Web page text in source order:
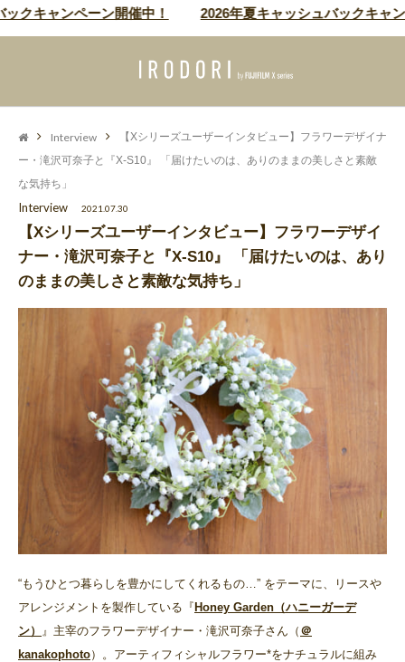
ャンペーン開催中！ 2026年夏キャッシュバックキャンペー
Interview
【Xシリーズユーザーインタビュー】フラワーデザイナ
ー・滝沢可奈子と『X-S10』 「届けたいのは、ありのままの美しさと素敵
な気持ち」
Interview 2021.07.30
【Xシリーズユーザーインタビュー】フラワーデザイ
ナー・滝沢可奈子と『X-S10』 「届けたいのは、あり
のままの美しさと素敵な気持ち」
“もうひとつ暮らしを豊かにしてくれるもの…” をテーマに、リースや
アレンジメントを製作している『 Honey Garden（ハニーガーデ
ン）
』主宰のフラワーデザイナー・滝沢可奈子さん（ ＠
kanakophoto）。アーティフィシャルフラワー*をナチュラルに組み